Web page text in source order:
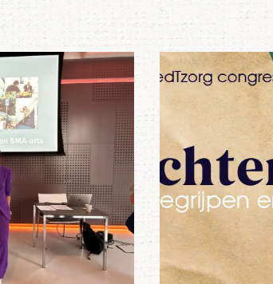
2025 Lees meer over